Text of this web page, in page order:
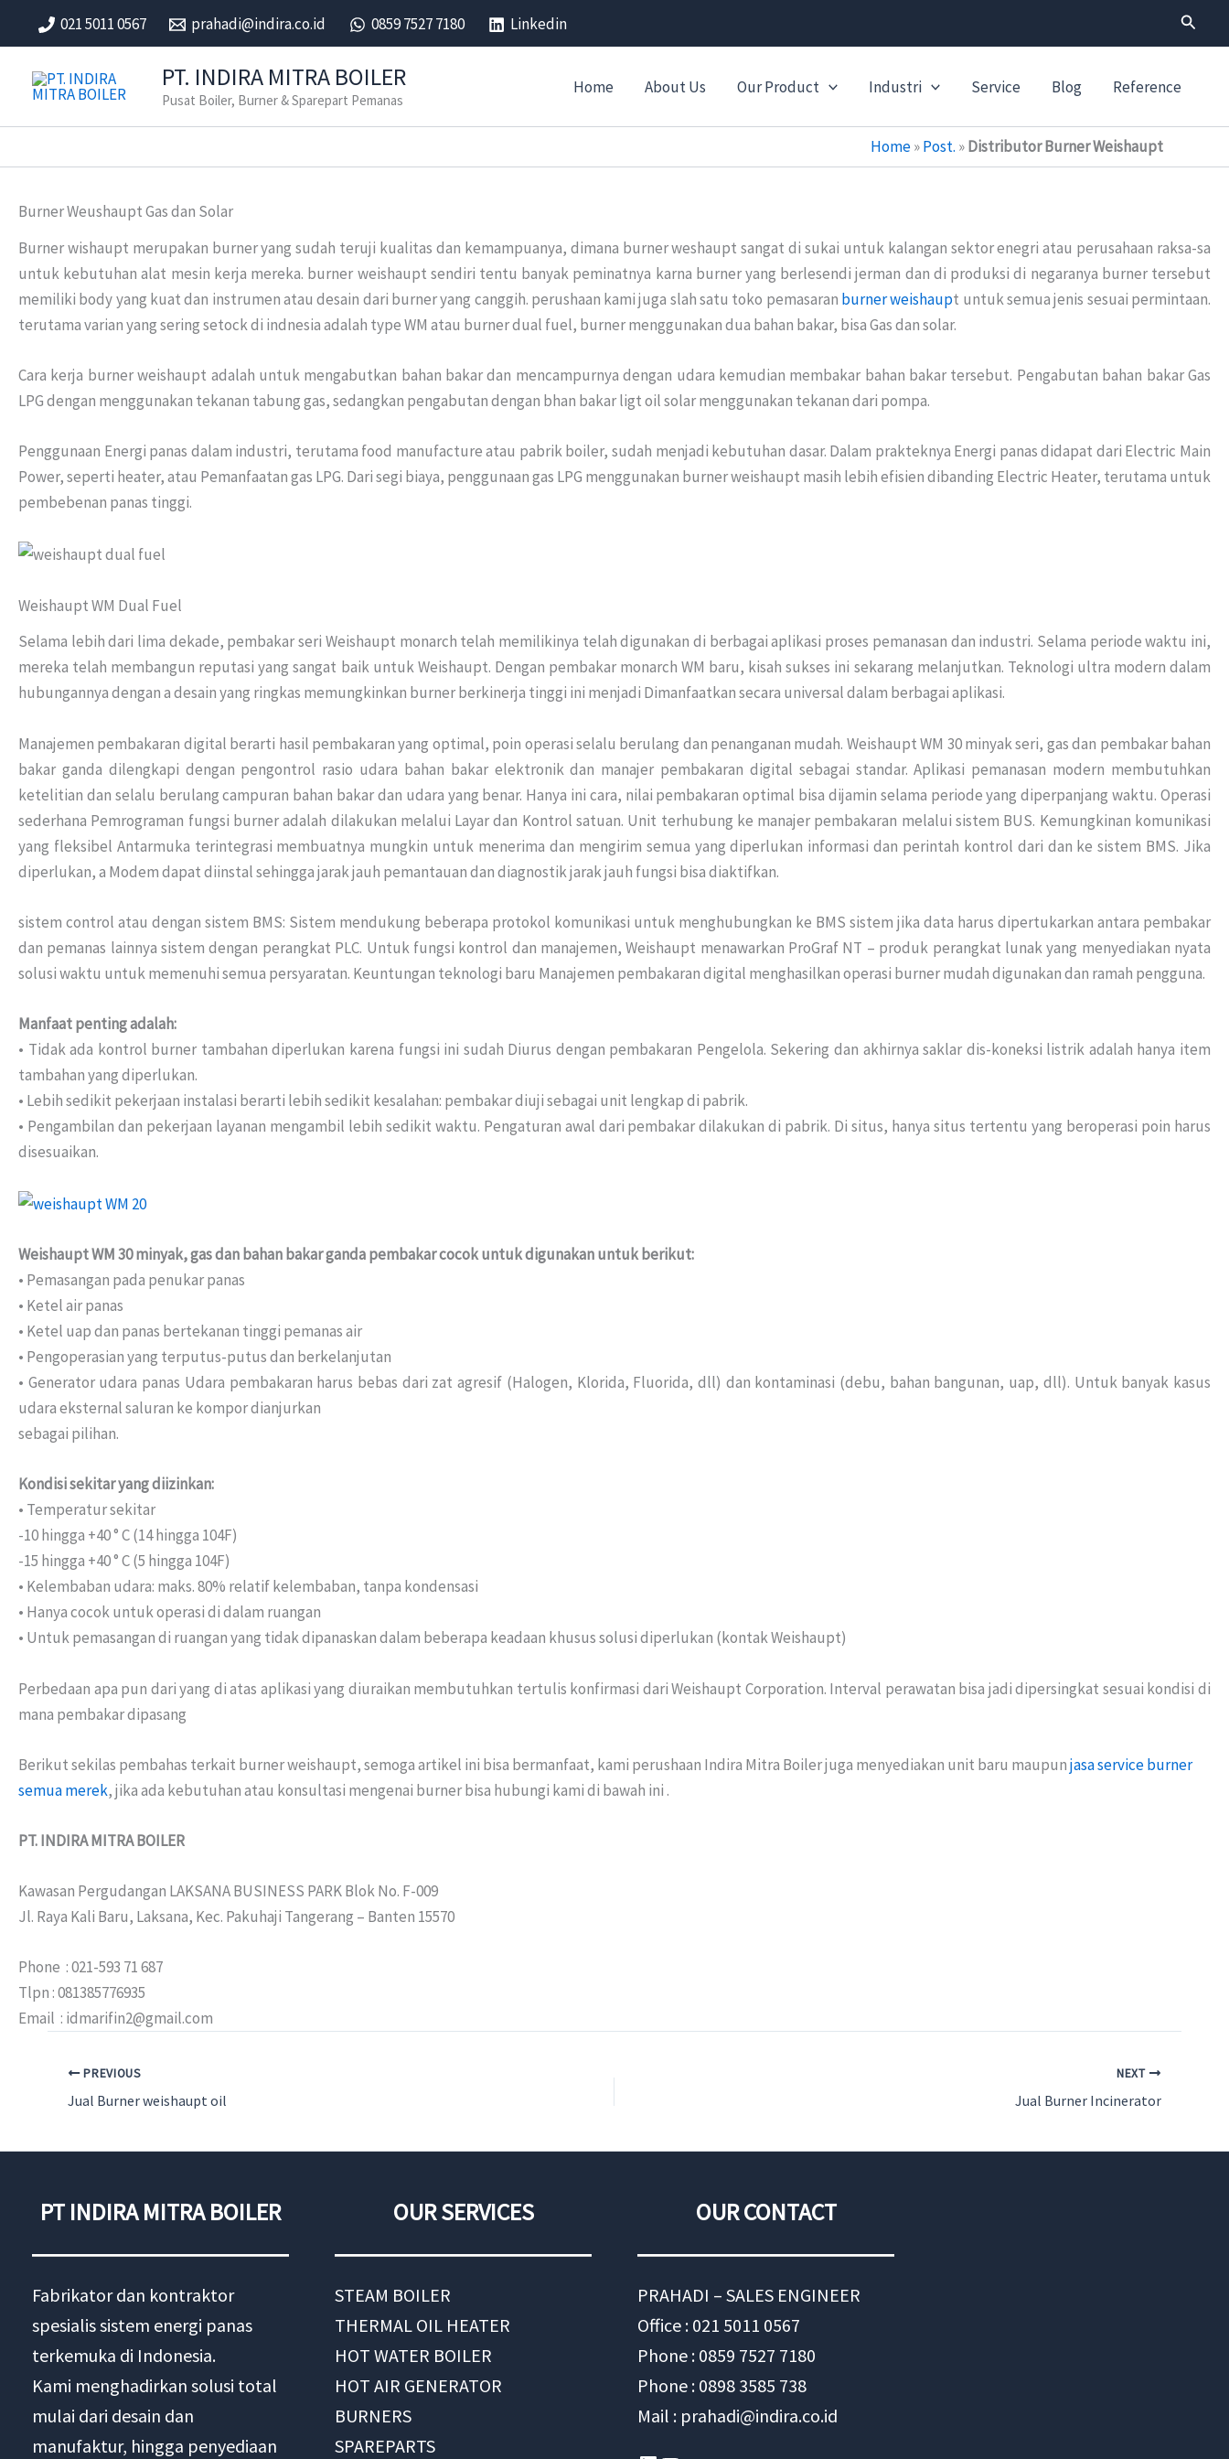
021 5011 0567 prahadi@indira.co.id 0859 7527 7180 Linkedin Search
PT. INDIRA MITRA BOILER
Pusat Boiler, Burner & Sparepart Pemanas
Home About Us Our Product Industri Service Blog Reference
Home»Post. »Distributor Burner Weishaupt
Burner Weushaupt Gas dan Solar
Burner wishaupt merupakan burner yang sudah teruji kualitas dan kemampuanya, dimana burner weshaupt sangat di sukai untuk kalangan sektor enegri atau perusahaan raksa-sa
untuk kebutuhan alat mesin kerja mereka. burner weishaupt sendiri tentu banyak peminatnya karna burner yang berlesendi jerman dan di produksi di negaranya burner tersebut
memiliki body yang kuat dan instrumen atau desain dari burner yang canggih. perushaan kami juga slah satu toko pemasaran burner weishaupt untuk semua jenis sesuai permintaan.
terutama varian yang sering setock di indnesia adalah type WM atau burner dual fuel, burner menggunakan dua bahan bakar, bisa Gas dan solar.
Cara kerja burner weishaupt adalah untuk mengabutkan bahan bakar dan mencampurnya dengan udara kemudian membakar bahan bakar tersebut. Pengabutan bahan bakar Gas
LPG dengan menggunakan tekanan tabung gas, sedangkan pengabutan dengan bhan bakar ligt oil solar menggunakan tekanan dari pompa.
Penggunaan Energi panas dalam industri, terutama food manufacture atau pabrik boiler, sudah menjadi kebutuhan dasar. Dalam prakteknya Energi panas didapat dari Electric Main
Power, seperti heater, atau Pemanfaatan gas LPG. Dari segi biaya, penggunaan gas LPG menggunakan burner weishaupt masih lebih efisien dibanding Electric Heater, terutama untuk
pembebenan panas tinggi.
Weishaupt WM Dual Fuel
Selama lebih dari lima dekade, pembakar seri Weishaupt monarch telah memilikinya telah digunakan di berbagai aplikasi proses pemanasan dan industri. Selama periode waktu ini,
mereka telah membangun reputasi yang sangat baik untuk Weishaupt. Dengan pembakar monarch WM baru, kisah sukses ini sekarang melanjutkan. Teknologi ultra modern dalam
hubungannya dengan a desain yang ringkas memungkinkan burner berkinerja tinggi ini menjadi Dimanfaatkan secara universal dalam berbagai aplikasi.
Manajemen pembakaran digital berarti hasil pembakaran yang optimal, poin operasi selalu berulang dan penanganan mudah. Weishaupt WM 30 minyak seri, gas dan pembakar bahan
bakar ganda dilengkapi dengan pengontrol rasio udara bahan bakar elektronik dan manajer pembakaran digital sebagai standar. Aplikasi pemanasan modern membutuhkan
ketelitian dan selalu berulang campuran bahan bakar dan udara yang benar. Hanya ini cara, nilai pembakaran optimal bisa dijamin selama periode yang diperpanjang waktu. Operasi
sederhana Pemrograman fungsi burner adalah dilakukan melalui Layar dan Kontrol satuan. Unit terhubung ke manajer pembakaran melalui sistem BUS. Kemungkinan komunikasi
yang fleksibel Antarmuka terintegrasi membuatnya mungkin untuk menerima dan mengirim semua yang diperlukan informasi dan perintah kontrol dari dan ke sistem BMS. Jika
diperlukan, a Modem dapat diinstal sehingga jarak jauh pemantauan dan diagnostik jarak jauh fungsi bisa diaktifkan.
sistem control atau dengan sistem BMS: Sistem mendukung beberapa protokol komunikasi untuk menghubungkan ke BMS sistem jika data harus dipertukarkan antara pembakar
dan pemanas lainnya sistem dengan perangkat PLC. Untuk fungsi kontrol dan manajemen, Weishaupt menawarkan ProGraf NT – produk perangkat lunak yang menyediakan nyata
solusi waktu untuk memenuhi semua persyaratan. Keuntungan teknologi baru Manajemen pembakaran digital menghasilkan operasi burner mudah digunakan dan ramah pengguna.
Manfaat penting adalah:
• Tidak ada kontrol burner tambahan diperlukan karena fungsi ini sudah Diurus dengan pembakaran Pengelola. Sekering dan akhirnya saklar dis-koneksi listrik adalah hanya item
tambahan yang diperlukan.
• Lebih sedikit pekerjaan instalasi berarti lebih sedikit kesalahan: pembakar diuji sebagai unit lengkap di pabrik.
• Pengambilan dan pekerjaan layanan mengambil lebih sedikit waktu. Pengaturan awal dari pembakar dilakukan di pabrik. Di situs, hanya situs tertentu yang beroperasi poin harus
disesuaikan.
Weishaupt WM 30 minyak, gas dan bahan bakar ganda pembakar cocok untuk digunakan untuk berikut:
• Pemasangan pada penukar panas
• Ketel air panas
• Ketel uap dan panas bertekanan tinggi pemanas air
• Pengoperasian yang terputus-putus dan berkelanjutan
• Generator udara panas Udara pembakaran harus bebas dari zat agresif (Halogen, Klorida, Fluorida, dll) dan kontaminasi (debu, bahan bangunan, uap, dll). Untuk banyak kasus
udara eksternal saluran ke kompor dianjurkan
sebagai pilihan.
Kondisi sekitar yang diizinkan:
• Temperatur sekitar
-10 hingga +40 ° C (14 hingga 104F)
-15 hingga +40 ° C (5 hingga 104F)
• Kelembaban udara: maks. 80% relatif kelembaban, tanpa kondensasi
• Hanya cocok untuk operasi di dalam ruangan
• Untuk pemasangan di ruangan yang tidak dipanaskan dalam beberapa keadaan khusus solusi diperlukan (kontak Weishaupt)
Perbedaan apa pun dari yang di atas aplikasi yang diuraikan membutuhkan tertulis konfirmasi dari Weishaupt Corporation. Interval perawatan bisa jadi dipersingkat sesuai kondisi di
mana pembakar dipasang
Berikut sekilas pembahas terkait burner weishaupt, semoga artikel ini bisa bermanfaat, kami perushaan Indira Mitra Boiler juga menyediakan unit baru maupunjasa service burner
semua merek, jika ada kebutuhan atau konsultasi mengenai burner bisa hubungi kami di bawah ini .
PT. INDIRA MITRA BOILER
Kawasan Pergudangan LAKSANA BUSINESS PARK Blok No. F-009
Jl. Raya Kali Baru, Laksana, Kec. Pakuhaji Tangerang – Banten 15570
Phone : 021-593 71 687
Tlpn : 081385776935
Email : idmarifin2@gmail.com
PREVIOUS
Jual Burner weishaupt oil
NEXT
Jual Burner Incinerator
PT INDIRA MITRA BOILER
Fabrikator dan kontraktor
spesialis sistem energi panas
terkemuka di Indonesia.
Kami menghadirkan solusi total
mulai dari desain dan
manufaktur, hingga penyediaan
OUR SERVICES
STEAM BOILER
THERMAL OIL HEATER
HOT WATER BOILER
HOT AIR GENERATOR
BURNERS
SPAREPARTS
OUR CONTACT
PRAHADI – SALES ENGINEER
Office : 021 5011 0567
Phone : 0859 7527 7180
Phone : 0898 3585 738
Mail : prahadi@indira.co.id